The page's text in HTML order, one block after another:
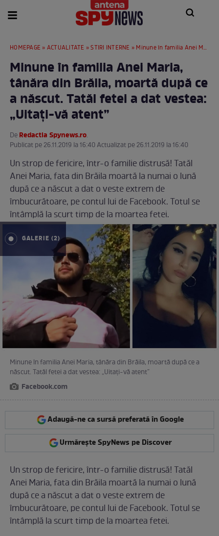
HOMEPAGE » ACTUALITATE »STIRI INTERNE » Minune în familia Anei Maria, tânăra din Brăila, moartă după ce a născut. Tatăl fetei a dat vestea: „Uitați-vă atent”
Minune în familia Anei Maria,
tânăra din Brăila, moartă după ce
a născut. Tatăl fetei a dat vestea:
„Uitați-vă atent”
DeRedactia Spynews.ro.
Publicat pe 26.11.2019 la 16:40 Actualizat pe 26.11.2019 la 16:40
Un strop de fericire, într-o familie distrusă! Tatăl
Anei Maria, fata din Brăila moartă la numai o lună
după ce a născut a dat o veste extrem de
îmbucurătoare, pe contul lui de Facebook. Totul se
întâmplă la scurt timp de la moartea fetei.
GALERIE (2)
Minune în familia Anei Maria, tânăra din Brăila, moartă după ce a
născut. Tatăl fetei a dat vestea: „Uitați-vă atent”
Facebook.com
Adaugă-ne ca sursă preferată în Google
Urmărește SpyNews pe Discover
Un strop de fericire, într-o familie distrusă! Tatăl
Anei Maria, fata din Brăila moartă la numai o lună
după ce a născut a dat o veste extrem de
îmbucurătoare, pe contul lui de Facebook. Totul se
întâmplă la scurt timp de la moartea fetei.